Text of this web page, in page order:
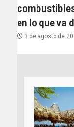
en lo que va
3 de agosto de